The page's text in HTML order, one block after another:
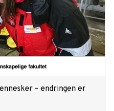
– endringen er